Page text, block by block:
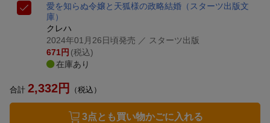
愛を知らぬ令嬢と天狐様の政略結婚 （スターツ出版文
庫）
クレハ
2024年01月26日頃発売 ／ スターツ出版
671 円 (税込)
在庫あり
合計 2,332円 （税込）
3点とも買い物かごに入れる